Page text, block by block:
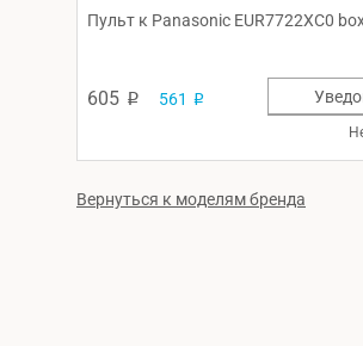
Пульт к Panasonic EUR7722XC0
605 p 561 p
Вернуться к моделям бренда